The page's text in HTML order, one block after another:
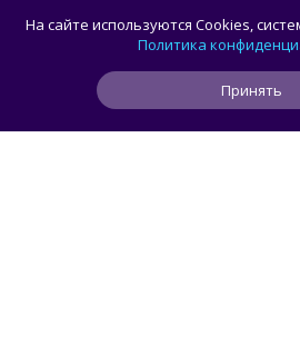
MAX откроет API и
разработчики могли
сторонние клиенты
На сайте используются Cookies,
Политика
Принять